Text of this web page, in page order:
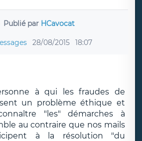
Publié par HCavocat
28/08/2015 18:07
à qui les fraudes de
un problème éthique et
"les" démarches à
au contraire que nos mails
à la résolution "du